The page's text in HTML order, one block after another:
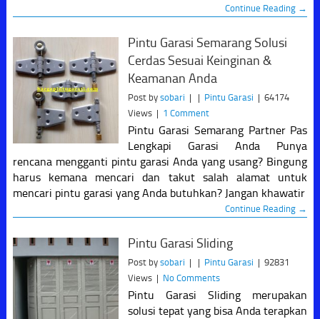
Continue Reading →
Pintu Garasi Semarang Solusi
Cerdas Sesuai Keinginan &
Keamanan Anda
Post by sobari | | Pintu Garasi | 64174
Views | 1 Comment
Pintu Garasi Semarang Partner Pas
Lengkapi Garasi Anda Punya
rencana mengganti pintu garasi Anda yang usang? Bingung
harus kemana mencari dan takut salah alamat untuk
mencari pintu garasi yang Anda butuhkan? Jangan khawatir
Continue Reading →
Pintu Garasi Sliding
Post by sobari | | Pintu Garasi | 92831
Views | No Comments
Pintu Garasi Sliding merupakan
solusi tepat yang bisa Anda terapkan